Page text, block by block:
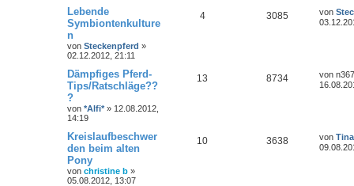
Lebende
Symbiontenkulture
n
von Steckenpferd »
02.12.2012, 21:11
4 3085 von
Dämpfiges Pferd-
Tips/Ratschläge??
?
von *Alfi* » 12.08.2012,
14:19
13 8734 von
Kreislaufbeschwer
den beim alten
Pony
von christine b »
05.08.2012, 13:07
10 3638 von Tina